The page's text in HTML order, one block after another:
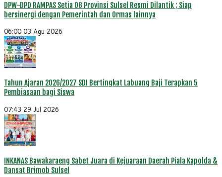
DPW-DPD RAMPAS Setia 08 Provinsi Sulsel Resmi Dilantik ; Siap
bersinergi dengan Pemerintah dan Ormas lainnya
06:00 03 Agu 2026
Tahun Ajaran 2026/2027 SDI Bertingkat Labuang Baji Terapkan 5
Pembiasaan bagi Siswa
07:43 29 Jul 2026
INKANAS Bawakaraeng Sabet Juara di Kejuaraan Daerah Piala Kapolda &
Dansat Brimob Sulsel